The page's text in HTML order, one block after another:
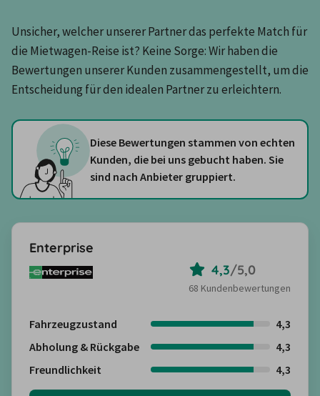
Unsicher, welcher unserer Partner das perfekte Match für
die Mietwagen-Reise ist? Keine Sorge: Wir haben die
Bewertungen unserer Kunden zusammengestellt, um die
Entscheidung für den idealen Partner zu erleichtern.
Diese Bewertungen stammen von echten
Kunden, die bei uns gebucht haben. Sie
sind nach Anbieter gruppiert.
Enterprise
4,3/5,0
68 Kundenbewertungen
Fahrzeugzustand
4,3
Abholung & Rückgabe
4,3
Freundlichkeit
4,3